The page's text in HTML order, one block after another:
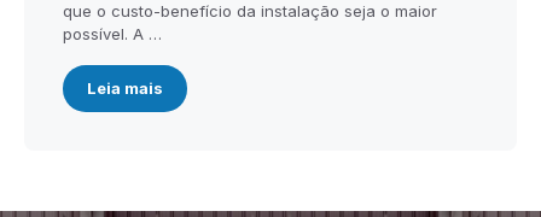
que o custo-benefício da instalação seja o maior
possível. A …
Leia mais